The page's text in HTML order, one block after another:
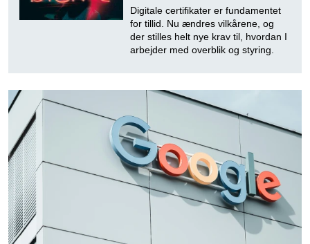
Digitale certifikater er fundamentet
for tillid. Nu ændres vilkårene, og
der stilles helt nye krav til, hvordan I
arbejder med overblik og styring.